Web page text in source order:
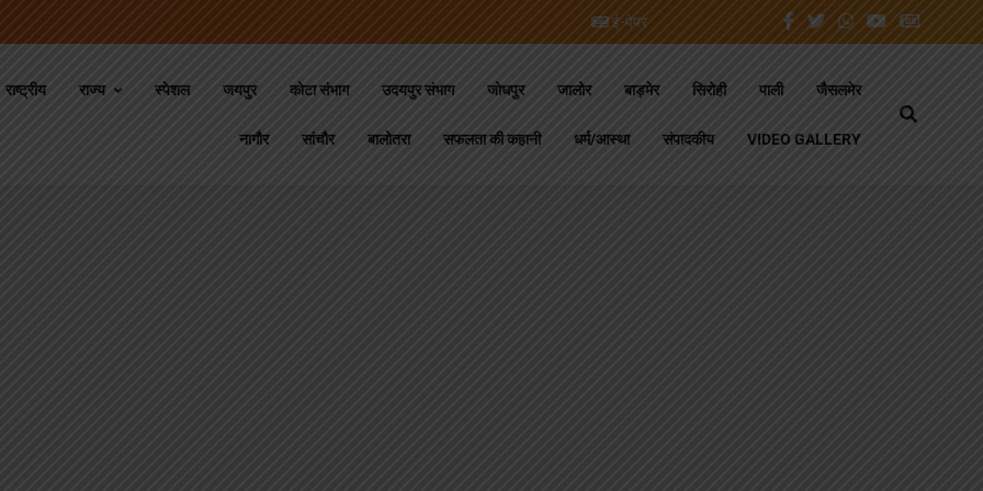
ई-पेपर
राष्ट्रीय राज्य स्‍पेशल जयपुर कोटा संभाग उदयपुर संभाग जोधपुर जालोर बाड़मेर सिरोही पाली जैसलमेर
नागौर सांचौर बालोतरा सफलता की कहानी धर्म/आस्था संपादकीय VIDEO GALLERY